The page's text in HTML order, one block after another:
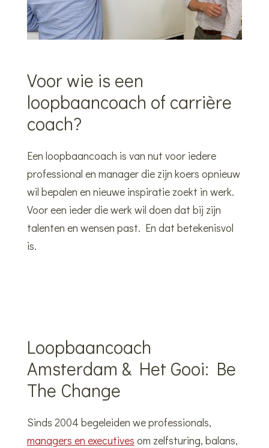
Voor wie is een
loopbaancoach of carrière
coach?
Een loopbaancoach is van nut voor iedere
professional en manager die zijn koers opnieuw
wil bepalen en nieuwe inspiratie zoekt in werk.
Voor een ieder die werk wil doen dat bij zijn
talenten en wensen past. En dat betekenisvol
is.
Loopbaancoach
Amsterdam & Het Gooi: Be
The Change
Sinds 2004 begeleiden we professionals,
managers en executives om zelfsturing, balans,